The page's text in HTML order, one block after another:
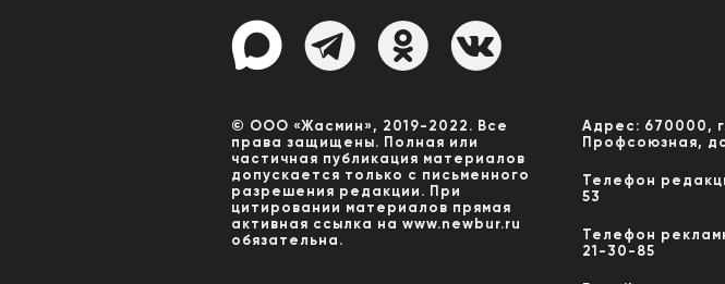
© ООО «Жасмин», 2019-2022. Все
права защищены. Полная или
частичная публикация материалов
допускается только с письменного
разрешения редакции. При
цитировании материалов прямая
активная ссылка на www.newbur.ru
обязательна.
Адрес: 670000,
Профсоюзная,
Телефон
53
Телефон
21-30-85